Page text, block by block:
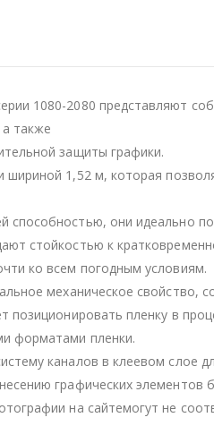
1080-2080 представляют
также
защиты графики.
1,52 м, которая
они идеально
стойкостью к
ко всем погодным условиям.
механическое
позиционировать пленку в
форматами пленки.
каналов в клеевом слое
графических элементов
на сайтемогут не